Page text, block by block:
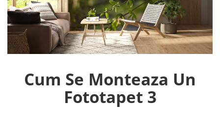
Tropical
Watercolor
Cum Se Monteaza Un
Fototapet 3